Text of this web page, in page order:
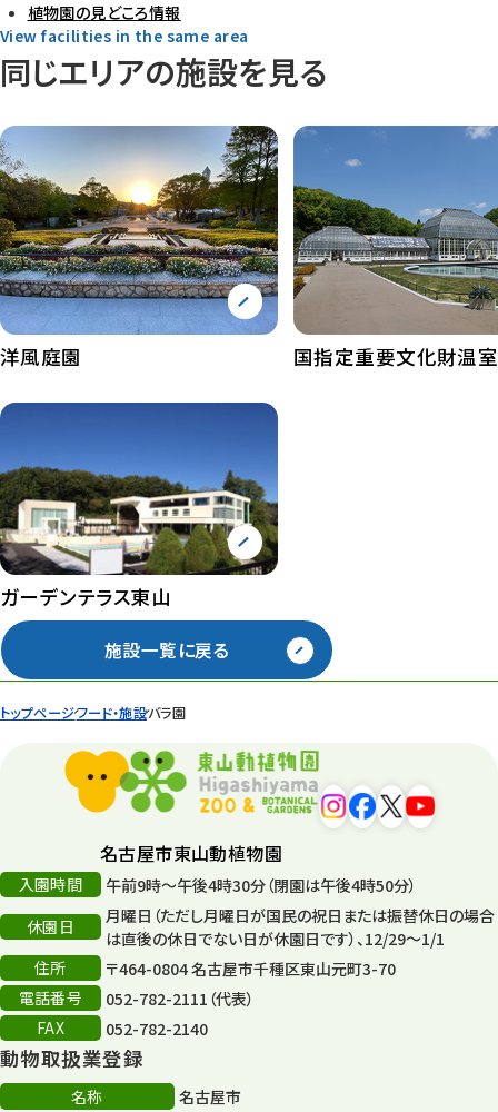
トップページフード・施設バラ園
植物園の見どころ情報
同じエリアの施設を見る
View facilities in the same area
洋風庭園 国指定重要文化財温
ガーデンテラス東山
施設一覧に戻る
名古屋市東山動植物園
入園時間
午前9時～午後4時30分（閉園は午後4時50分）
休園日
月曜日（ただし月曜日が国民の祝日または振替休日の場合
は直後の休日でない日が休園日です）、12/29～1/1
住所
〒464-0804 名古屋市千種区東山元町3-70
電話番号
052-782-2111（代表）
FAX
052-782-2140
動物取扱業登録
名称 名古屋市